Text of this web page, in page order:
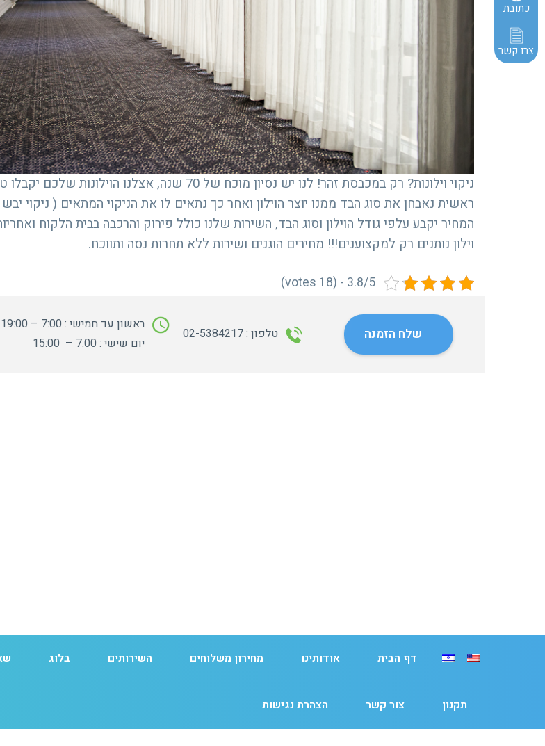
ניקוי וילונות? רק במכבסת זהר! לנו יש נסיון מוכח של 70 שנה, אצלנו
ראשית נאבחן את סוג הבד ממנו יוצר הוילון ואחר כך נתאים לו את הניקוי המתאים ( ניקוי
המחיר יקבע עלפי גודל הוילון וסוג הבד, השירות שלנו כולל פירוק והרכבה בבית הלקוח
וילון נותנים רק למקצוענים!!! מחירים הוגנים ושירות ללא תחרות נסה ותווכח.
3.8/5 - (18 votes)
טלפון : 02-5384217
ראשון עד חמישי : 7:00 – 19:00
יום שישי : 7:00 – 15:00
שלח הזמנה
דף הבית אודותינו מחירון משלוחים השירותים בלוג
תקנון צור קשר הצהרת נגישות
כתובת
צרו קשר